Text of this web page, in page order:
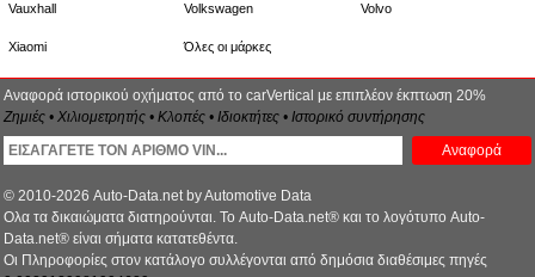
Vauxhall Volkswagen Volvo
Xiaomi Όλες οι μάρκες
Αναφορά ιστορικού οχήματος από το carVertical με επιπλέον έκπτωση 20%
Ζημιές • Χιλιομετρητής • Κλοπές • Ιδιοκτήτες • Ιστορικό συντήρησης
Αναφορά
© 2010-2026 Auto-Data.net by Automotive Data
Ολα τα δικαιώματα διατηρούνται. Το Auto-Data.net® και το λογότυπο Auto-
Data.net® είναι σήματα κατατεθέντα.
Οι Πληροφορίες στον κατάλογο συλλέγονται από δημόσια διαθέσιμες πηγές